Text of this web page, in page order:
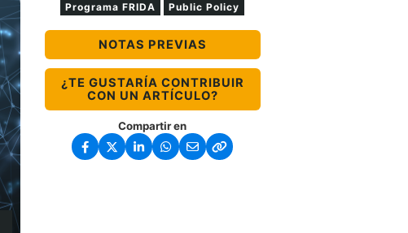
Programa FRIDA
Public Policy
NOTAS PREVIAS
¿TE GUSTARÍA CONTRIBUIR
CON UN ARTÍCULO?
Compartir en